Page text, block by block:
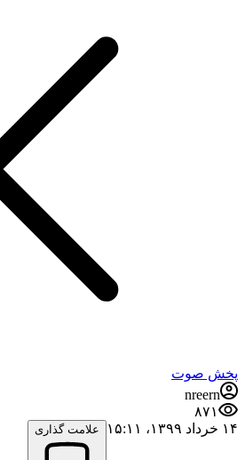
پخش صوت
nreern
۸۷۱
۱۴ خرداد ۱۳۹۹،‏ ۱۵:۱۱
علامت گذاری